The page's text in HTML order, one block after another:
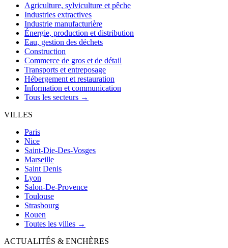
Agriculture, sylviculture et pêche
Industries extractives
Industrie manufacturière
Énergie, production et distribution
Eau, gestion des déchets
Construction
Commerce de gros et de détail
Transports et entreposage
Hébergement et restauration
Information et communication
Tous les secteurs →
VILLES
Paris
Nice
Saint-Die-Des-Vosges
Marseille
Saint Denis
Lyon
Salon-De-Provence
Toulouse
Strasbourg
Rouen
Toutes les villes →
ACTUALITÉS & ENCHÈRES